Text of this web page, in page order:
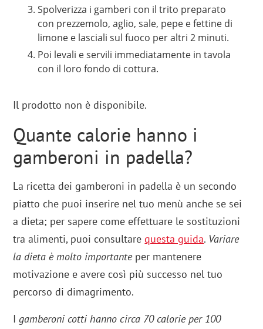
Spolverizza i gamberi con il trito preparato
con prezzemolo, aglio, sale, pepe e fettine di
limone e lasciali sul fuoco per altri 2 minuti.
Poi levali e servili immediatamente in tavola
con il loro fondo di cottura.
Il prodotto non è disponibile.
Quante calorie hanno i
gamberoni in padella?
La ricetta dei gamberoni in padella è un secondo
piatto che puoi inserire nel tuo menù anche se sei
a dieta; per sapere come effettuare le sostituzioni
tra alimenti, puoi consultarequesta guida. Variare
la dieta è molto importante per mantenere
motivazione e avere così più successo nel tuo
percorso di dimagrimento.
I gamberoni cotti hanno circa 70 calorie per 100